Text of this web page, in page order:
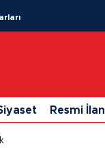
Resmi İlan